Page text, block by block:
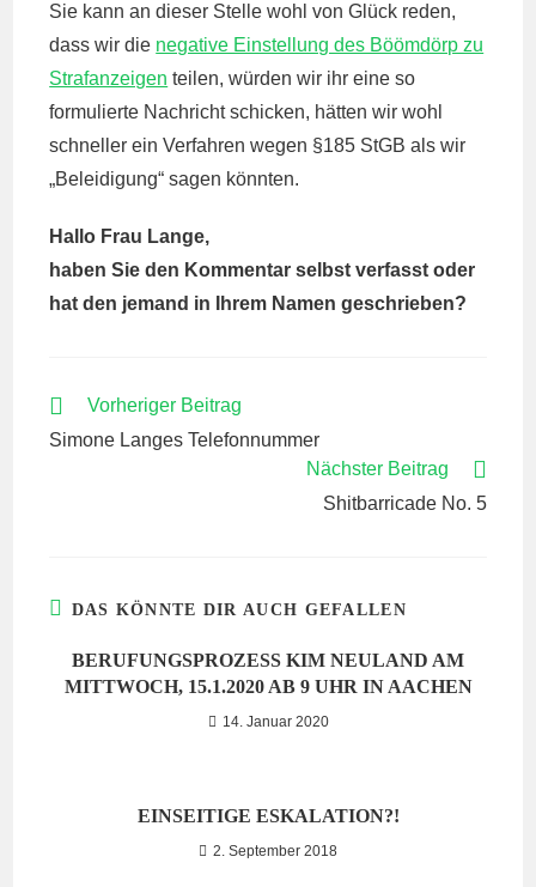
Sie kann an dieser Stelle wohl von Glück reden,
dass wir die negative Einstellung des Böömdörp zu
Strafanzeigen teilen, würden wir ihr eine so
formulierte Nachricht schicken, hätten wir wohl
schneller ein Verfahren wegen §185 StGB als wir
„Beleidigung“ sagen könnten.
Hallo Frau Lange,
haben Sie den Kommentar selbst verfasst oder
hat den jemand in Ihrem Namen geschrieben?
WEITERE
ANSEHEN
Vorheriger Beitrag
Simone Langes Telefonnummer
Nächster Beitrag
Shitbarricade No. 5
DAS KÖNNTE DIR AUCH GEFALLEN
BERUFUNGSPROZESS KIM NEULAND AM
MITTWOCH, 15.1.2020 AB 9 UHR IN AACHEN
14. Januar 2020
EINSEITIGE ESKALATION?!
2. September 2018